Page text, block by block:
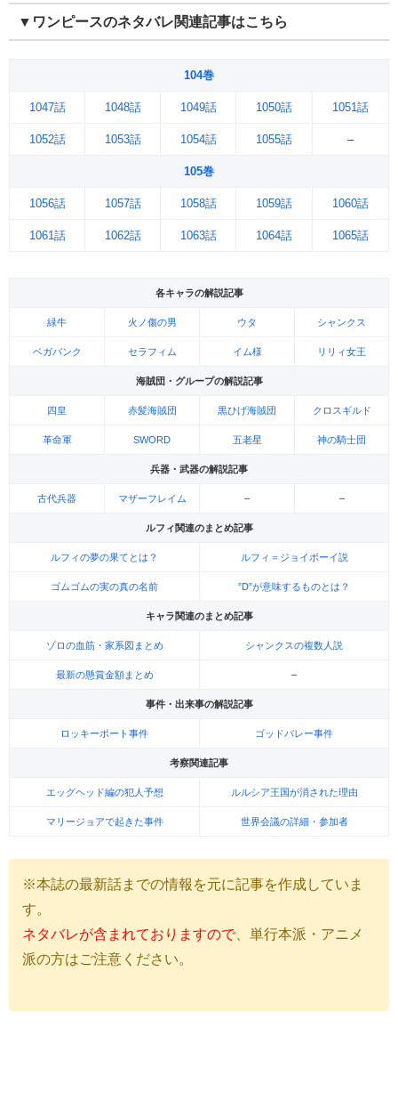
▼ワンピースのネタバレ関連記事はこちら
104巻
1047話 1048話 1049話 1050話 1051話
1052話 1053話 1054話 1055話 –
105巻
1056話 1057話 1058話 1059話 1060話
1061話 1062話 1063話 1064話 1065話
各キャラの解説記事
緑牛 火ノ傷の男 ウタ シャンクス
ベガパンク セラフィム イム様 リリィ女王
海賊団・グループの解説記事
四皇 赤髪海賊団 黒ひげ海賊団 クロスギルド
革命軍 SWORD 五老星 神の騎士団
兵器・武器の解説記事
古代兵器 マザーフレイム – –
ルフィ関連のまとめ記事
ルフィの夢の果てとは？ ルフィ＝ジョイボーイ説
ゴムゴムの実の真の名前 ”D”が意味するものとは？
キャラ関連のまとめ記事
ゾロの血筋・家系図まとめ シャンクスの複数人説
最新の懸賞金額まとめ –
事件・出来事の解説記事
ロッキーポート事件 ゴッドバレー事件
考察関連記事
エッグヘッド編の犯人予想 ルルシア王国が消された理由
マリージョアで起きた事件 世界会議の詳細・参加者
※本誌の最新話までの情報を元に記事を作成していま
す。
ネタバレが含まれておりますので、単行本派・アニメ
派の方はご注意ください。